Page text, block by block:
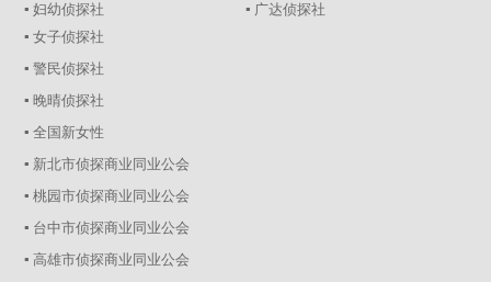
▪ 妇幼侦探社
▪ 广达侦探社
▪ 女子侦探社
▪ 警民侦探社
▪ 晚晴侦探社
▪ 全国新女性
▪ 新北市侦探商业同业公会
▪ 桃园市侦探商业同业公会
▪ 台中市侦探商业同业公会
▪ 高雄市侦探商业同业公会